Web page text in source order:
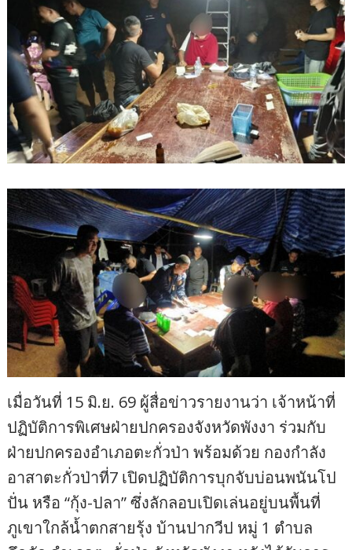
เมื่อวันที่ 15 มิ.ย. 69 ผู้สื่อข่าวรายงานว่า เจ้าหน้าที่
ปฏิบัติการพิเศษฝ่ายปกครองจังหวัดพังงา ร่วมกับ
ฝ่ายปกครองอำเภอตะกั่วป่า พร้อมด้วย กองกำลัง
อาสาตะกั่วป่าที่7 เปิดปฏิบัติการบุกจับบ่อนพนันโป
ปั่น หรือ “กุ้ง-ปลา” ซึ่งลักลอบเปิดเล่นอยู่บนพื้นที่
ภูเขาใกล้น้ำตกสายรุ้ง บ้านปากวีป หมู่ 1 ตำบล